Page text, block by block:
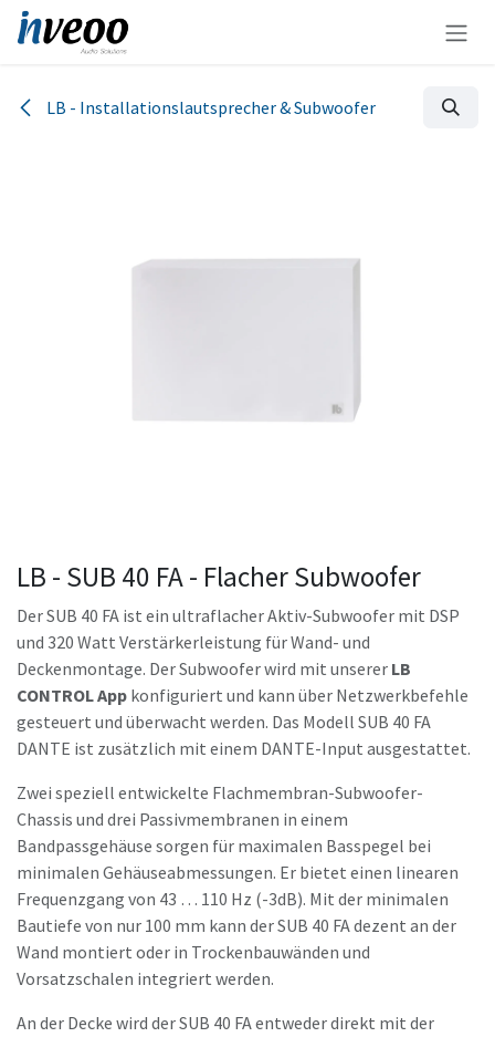
Zum Inhalt springen
LB - Installationslautsprecher & Subwoofer
LB - SUB 40 FA - Flacher Subwoofer
Der SUB 40 FA ist ein ultraflacher Aktiv-Subwoofer mit DSP
und 320 Watt Verstärkerleistung für Wand- und
Deckenmontage. Der Subwoofer wird mit unserer LB
CONTROL App konfiguriert und kann über Netzwerkbefehle
gesteuert und überwacht werden. Das Modell SUB 40 FA
DANTE ist zusätzlich mit einem DANTE-Input ausgestattet.
Zwei speziell entwickelte Flachmembran-Subwoofer-
Chassis und drei Passivmembranen in einem
Bandpassgehäuse sorgen für maximalen Basspegel bei
minimalen Gehäuseabmessungen. Er bietet einen linearen
Frequenzgang von 43 … 110 Hz (-3dB). Mit der minimalen
Bautiefe von nur 100 mm kann der SUB 40 FA dezent an der
Wand montiert oder in Trockenbauwänden und
Vorsatzschalen integriert werden.
An der Decke wird der SUB 40 FA entweder direkt mit der